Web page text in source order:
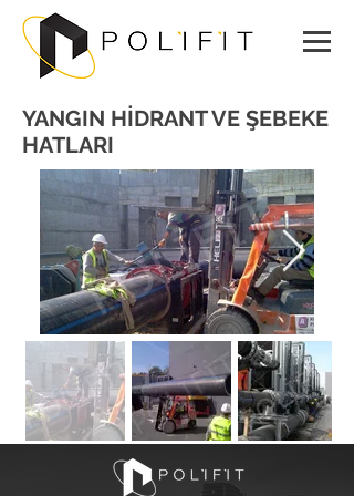
YANGIN HİDRANT VE ŞEBEKE
HATLARI